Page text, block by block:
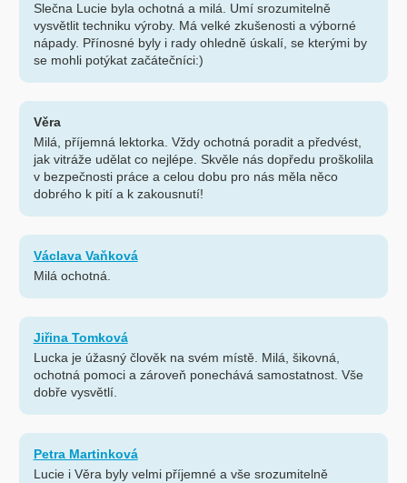
Slečna Lucie byla ochotná a milá. Umí srozumitelně
vysvětlit techniku výroby. Má velké zkušenosti a výborné
nápady. Přínosné byly i rady ohledně úskalí, se kterými by
se mohli potýkat začátečníci:)
Věra
Milá, příjemná lektorka. Vždy ochotná poradit a předvést,
jak vitráže udělat co nejlépe. Skvěle nás dopředu proškolila
v bezpečnosti práce a celou dobu pro nás měla něco
dobrého k pití a k zakousnutí!
Václava Vaňková
Milá ochotná.
Jiřina Tomková
Lucka je úžasný člověk na svém místě. Milá, šikovná,
ochotná pomoci a zároveň ponechává samostatnost. Vše
dobře vysvětlí.
Petra Martinková
Lucie i Věra byly velmi příjemné a vše srozumitelně